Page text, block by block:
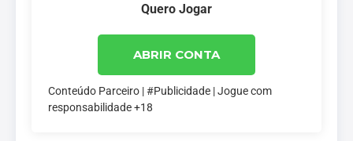
Quero Jogar
ABRIR CONTA
Conteúdo Parceiro | #Publicidade | Jogue com
responsabilidade +18